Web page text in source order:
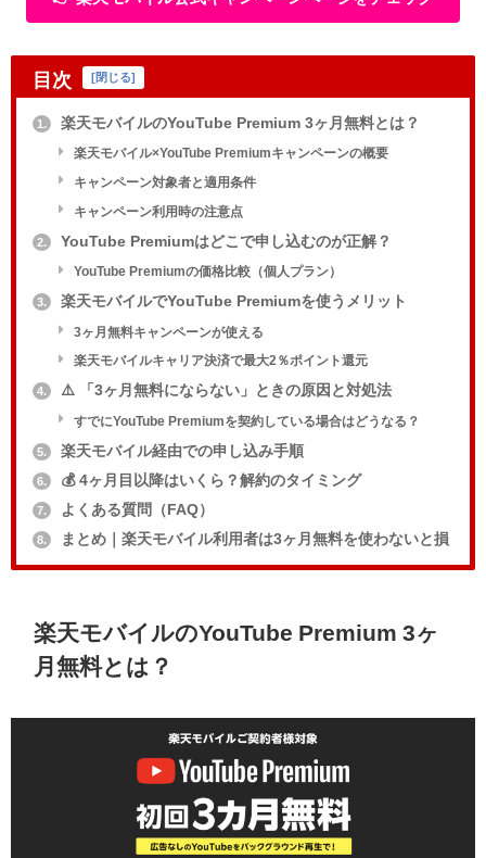
目次 [閉じる]
1. 楽天モバイルのYouTube Premium 3ヶ月無料とは？
楽天モバイル×YouTube Premiumキャンペーンの概要
キャンペーン対象者と適用条件
キャンペーン利用時の注意点
2. YouTube Premiumはどこで申し込むのが正解？
YouTube Premiumの価格比較（個人プラン）
3. 楽天モバイルでYouTube Premiumを使うメリット
3ヶ月無料キャンペーンが使える
楽天モバイルキャリア決済で最大2％ポイント還元
4. ⚠️ 「3ヶ月無料にならない」ときの原因と対処法
すでにYouTube Premiumを契約している場合はどうなる？
5. 楽天モバイル経由での申し込み手順
6. 💰 4ヶ月目以降はいくら？解約のタイミング
7. よくある質問（FAQ）
8. まとめ｜楽天モバイル利用者は3ヶ月無料を使わないと損
楽天モバイルのYouTube Premium 3ヶ
月無料とは？